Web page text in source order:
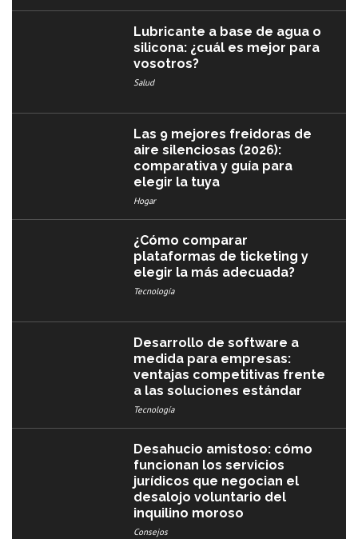
Lubricante a base de agua o
silicona: ¿cuál es mejor para
vosotros?
Salud
Las 9 mejores freidoras de
aire silenciosas (2026):
comparativa y guía para
elegir la tuya
Hogar
¿Cómo comparar
plataformas de ticketing y
elegir la más adecuada?
Tecnología
Desarrollo de software a
medida para empresas:
ventajas competitivas frente
a las soluciones estándar
Tecnología
Desahucio amistoso: cómo
funcionan los servicios
jurídicos que negocian el
desalojo voluntario del
inquilino moroso
Consejos